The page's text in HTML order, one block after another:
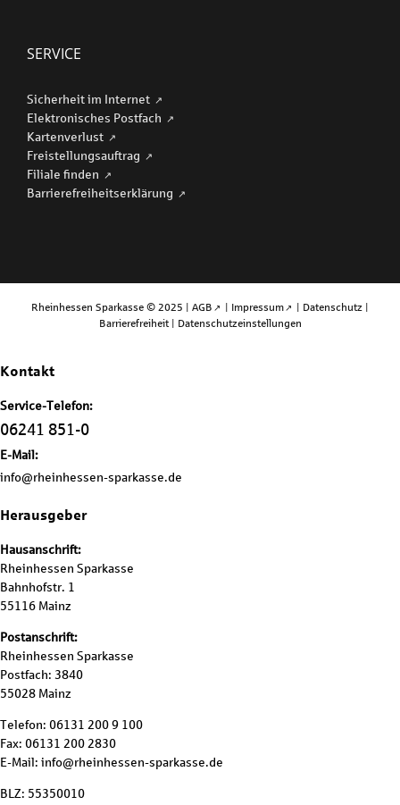
SERVICE
Sicherheit im Internet
Elektronisches Postfach
Kartenverlust
Freistellungsauftrag
Filiale finden
Barriere­freiheits­erklärung
Rheinhessen Sparkasse © 2025 | AGB | Impressum | Datenschutz |
Barrierefreiheit | Datenschutzeinstellungen
Kontakt
Service-Telefon:
06241 851-0
E-Mail:
info@rheinhessen-sparkasse.de
Herausgeber
Hausanschrift:
Rheinhessen Sparkasse
Bahnhofstr. 1
55116 Mainz
Postanschrift:
Rheinhessen Sparkasse
Postfach: 3840
55028 Mainz
Telefon: 06131 200 9 100
Fax: 06131 200 2830
E-Mail: info@rheinhessen-sparkasse.de
BLZ: 55350010